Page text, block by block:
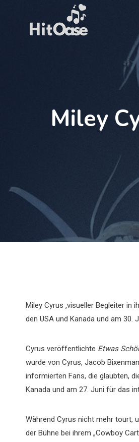
Miley
Miley Cyrus ‚visueller Begleiter in
den USA und Kanada und am 30.
Cyrus veröffentlichte Etwas
wurde von Cyrus, Jacob
informierten Fans, die glaubten,
Kanada und am 27. Juni für das
Während Cyrus nicht mehr tourt,
der Bühne bei ihrem „Cowboy